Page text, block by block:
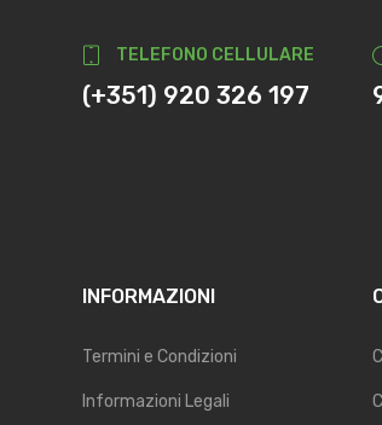
TELEFONO CELLULARE
(+351) 920 326 197
INFORMAZIONI
Termini e Condizioni
Informazioni Legali